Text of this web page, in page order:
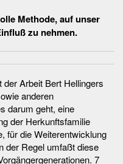
Methode, auf unser
zu nehmen.
Arbeit Bert Hellingers
anderen
darum geht, eine
der Herkunftsfamilie
für die Weiterentwicklung
der Regel umfaßt diese
7